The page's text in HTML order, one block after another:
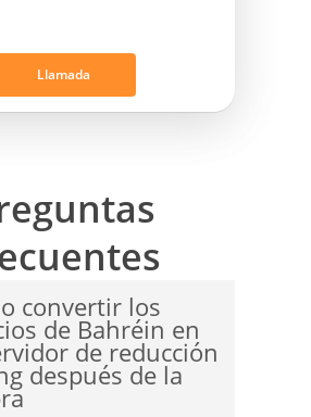
Llamada
convertir los
de Bahréin en
de reducción
después de la